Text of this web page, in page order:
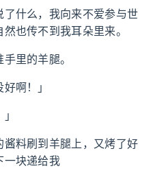
什么，我向来不爱参与世
也传不到我耳朵里来。
里的羊腿。
啊！」
料刷到羊腿上，又烤了好
一块递给我